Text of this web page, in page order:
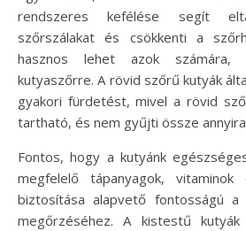
rendszeres kefélése segít
szőrszálakat és csökkenti a
hasznos lehet azok számára,
kutyaszőrre. A rövid szőrű kutyák
gyakori fürdetést, mivel a rövid
tartható, és nem gyűjti össze
Fontos, hogy a kutyánk
megfelelő tápanyagok,
biztosítása alapvető fontosságú a
megőrzéséhez. A kistestű